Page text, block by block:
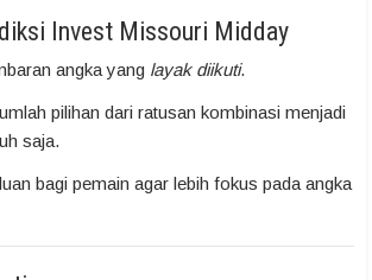
Invest Missouri Midday
angka yang layak diikuti.
pilihan dari ratusan kombinasi menjadi
saja.
bagi pemain agar lebih fokus pada angka